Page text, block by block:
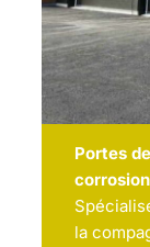
Portes
corrosion
la